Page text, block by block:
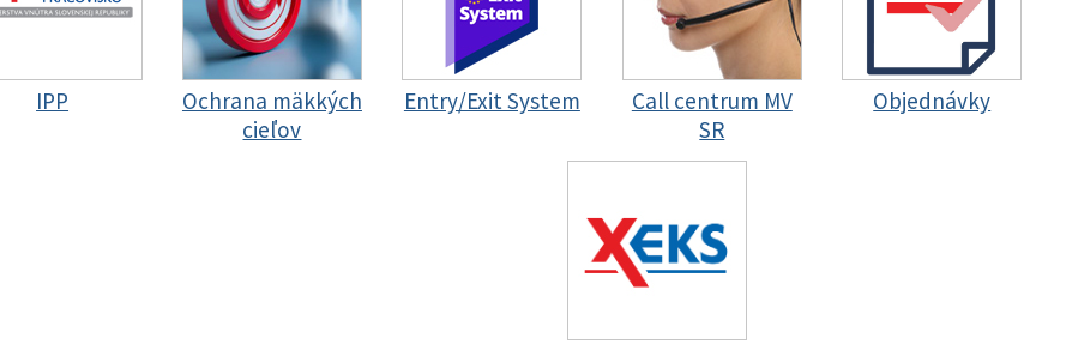
IPP
Ochrana mäkkých
cieľov
Entry/Exit System
Call centrum MV
SR
Objednávky